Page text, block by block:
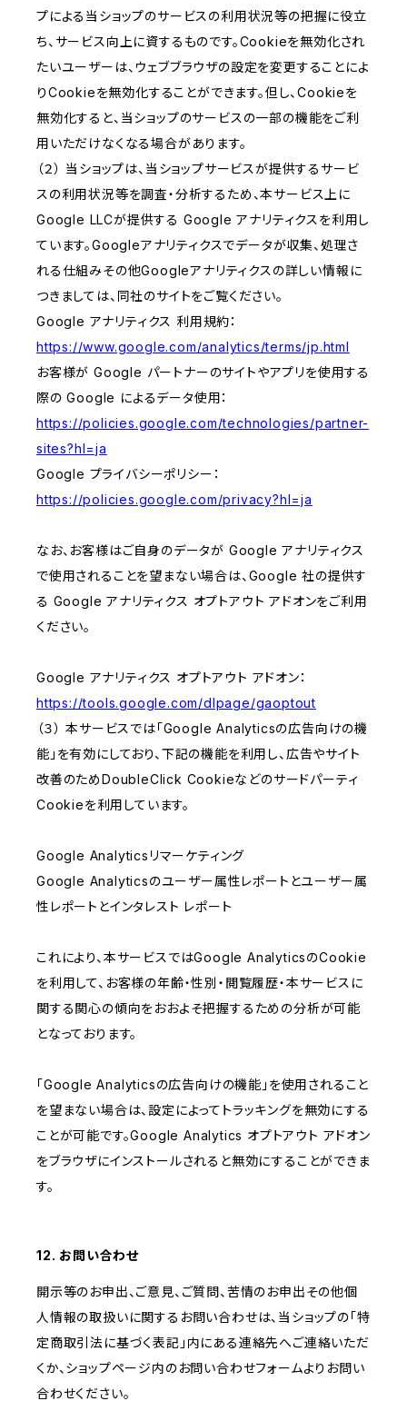
プによる当ショップのサービスの利用状況等の把握に役立
ち、サービス向上に資するものです。Cookieを無効化され
たいユーザーは、ウェブブラウザの設定を変更することによ
りCookieを無効化することができます。但し、Cookieを
無効化すると、当ショップのサービスの一部の機能をご利
用いただけなくなる場合があります。
（２） 当ショップは、当ショップサービスが提供するサービ
スの利用状況等を調査・分析するため、本サービス上に
Google LLCが提供する Google アナリティクスを利用し
ています。Googleアナリティクスでデータが収集、処理さ
れる仕組みその他Googleアナリティクスの詳しい情報に
つきましては、同社のサイトをご覧ください。
Google アナリティクス 利用規約：
https://www.google.com/analytics/terms/jp.html
お客様が Google パートナーのサイトやアプリを使用する
際の Google によるデータ使用：
https://policies.google.com/technologies/partner-
sites?hl=ja
Google プライバシーポリシー：
https://policies.google.com/privacy?hl=ja
なお、お客様はご自身のデータが Google アナリティクス
で使用されることを望まない場合は、Google 社の提供す
る Google アナリティクス オプトアウト アドオンをご利用
ください。
Google アナリティクス オプトアウト アドオン：
https://tools.google.com/dlpage/gaoptout
（３） 本サービスでは「Google Analyticsの広告向けの機
能」を有効にしており、下記の機能を利用し、広告やサイト
改善のためDoubleClick Cookieなどのサードパーティ
Cookieを利用しています。
Google Analyticsリマーケティング
Google Analyticsのユーザー属性レポートとユーザー属
性レポートとインタレスト レポート
これにより、本サービスではGoogle AnalyticsのCookie
を利用して、お客様の年齢・性別・閲覧履歴・本サービスに
関する関心の傾向をおおよそ把握するための分析が可能
となっております。
「Google Analyticsの広告向けの機能」を使用されること
を望まない場合は、設定によってトラッキングを無効にする
ことが可能です。Google Analytics オプトアウト アドオン
をブラウザにインストールされると無効にすることができま
す。
12. お問い合わせ
開示等のお申出、ご意見、ご質問、苦情のお申出その他個
人情報の取扱いに関するお問い合わせは、当ショップの「特
定商取引法に基づく表記」内にある連絡先へご連絡いただ
くか、ショップページ内のお問い合わせフォームよりお問い
合わせください。